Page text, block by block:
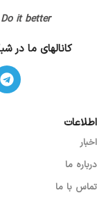
Do it better
کانالهای ما در
اطلاعات
اخبار
درباره ما
تماس با ما